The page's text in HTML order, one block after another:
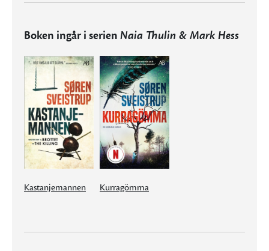
Boken ingår i serien Naia Thulin & Mark Hess
Kastanjemannen Kurragömma